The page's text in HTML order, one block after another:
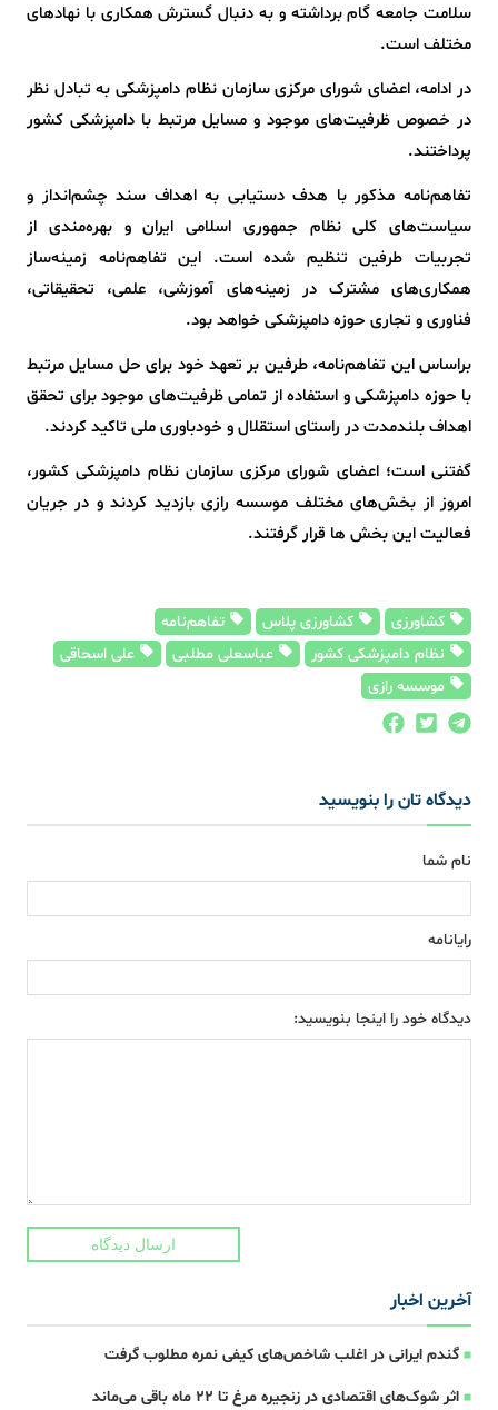
سلامت جامعه گام برداشته و به دنبال گسترش همکاری‌ با نهادهای
مختلف است.
در ادامه، اعضای شورای مرکزی سازمان نظام دامپزشکی به تبادل نظر
در خصوص ظرفیت‌های موجود و مسایل مرتبط با دامپزشکی کشور
پرداختند.
تفاهم‌نامه مذکور با هدف دستیابی به اهداف سند چشم‌انداز و
سیاست‌های کلی نظام جمهوری اسلامی ایران و بهره‌مندی از
تجربیات طرفین تنظیم شده است. این تفاهم‌نامه زمینه‌ساز
همکاری‌های مشترک در زمینه‌های آموزشی، علمی، تحقیقاتی،
فناوری و تجاری حوزه دامپزشکی خواهد بود.
براساس این تفاهم‌نامه، طرفین بر تعهد خود برای حل مسایل مرتبط
با حوزه دامپزشکی و استفاده از تمامی ظرفیت‌های موجود برای تحقق
اهداف بلندمدت در راستای استقلال و خودباوری ملی تاکید کردند.
گفتنی است؛ اعضای شورای مرکزی سازمان نظام دامپزشکی کشور،
امروز از بخش‌های مختلف موسسه رازی بازدید کردند و در جریان
فعالیت این بخش ها قرار گرفتند.
کشاورزی کشاورزی پلاس
تفاهم‌نامه
نظام دامپزشکی کشور
عباسعلی مطلبی
علی اسحاقی
موسسه رازی
دیدگاه تان را بنویسید
نام شما
رایانامه
دیدگاه خود را اینجا بنویسید:
ارسال دیدگاه
آخرین اخبار
گندم ایرانی در اغلب شاخص‌های کیفی نمره مطلوب گرفت
اثر شوک‌های اقتصادی در زنجیره مرغ تا 22 ماه باقی می‌ماند